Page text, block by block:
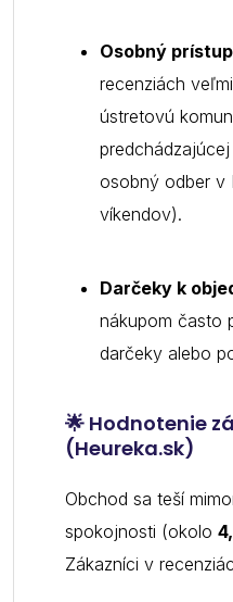
Osobný
recenziách
ústretovú
osobný odber v
víkendov).
Darčeky k
nákupom často
darčeky alebo
🌟 Hodnotenie
(Heureka.sk)
Obchod sa teší
spokojnosti (okolo
Zákazníci v